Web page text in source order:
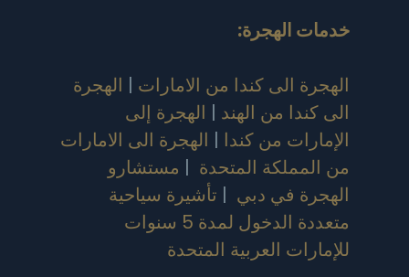
خدمات الهجرة:
الهجرة الى كندا من الامارات | الهجرة
الى كندا من الهند | الهجرة إلى
الإمارات من كندا | الهجرة الى الامارات
من المملكة المتحدة | مستشارو
الهجرة في دبي | تأشيرة سياحية
متعددة الدخول لمدة 5 سنوات
للإمارات العربية المتحدة